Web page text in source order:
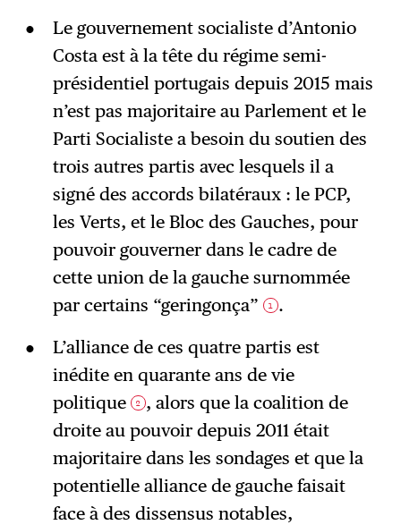
→ S'abonner
Le gouvernement socialiste d’Antonio
Costa est à la tête du régime semi-
présidentiel portugais depuis 2015 mais
n’est pas majoritaire au Parlement et le
Parti Socialiste a besoin du soutien des
trois autres partis avec lesquels il a
signé des accords bilatéraux : le PCP,
les Verts, et le Bloc des Gauches, pour
pouvoir gouverner dans le cadre de
cette union de la gauche surnommée
par certains “geringonça”
1 .
L’alliance de ces quatre partis est
inédite en quarante ans de vie
politique
2 , alors que la coalition de
droite au pouvoir depuis 2011 était
majoritaire dans les sondages et que la
potentielle alliance de gauche faisait
face à des dissensus notables,